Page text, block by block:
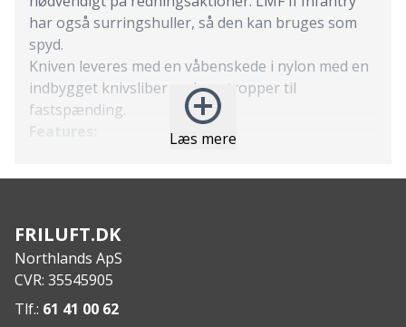
Læs mere
har også surringshuller, så den kan bruges som
spyd.
Kniven leveres med en våbenskede i nylon med en
indbygget knivsliber og benstropper til
fastspænding.
Features:
Robust og alsidigt overlevelsesværktøj
medfølger
Fremstillet i USA
Begrænset levetidsgaranti
Specs:
FRILUFT.DK
Northlands ApS
CVR: 35545905
Tlf.: 61 41 00 62